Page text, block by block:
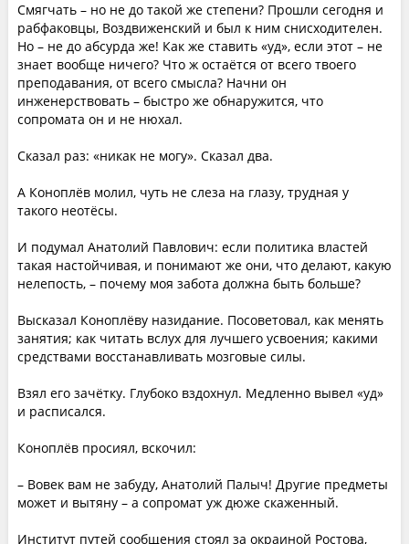
Смягчать – но не до такой же степени? Прошли сегодня и
рабфаковцы, Воздвиженский и был к ним снисходителен.
Но – не до абсурда же! Как же ставить «уд», если этот – не
знает вообще ничего? Что ж остаётся от всего твоего
преподавания, от всего смысла? Начни он
инженерствовать – быстро же обнаружится, что
сопромата он и не нюхал.
Сказал раз: «никак не могу». Сказал два.
А Коноплёв молил, чуть не слеза на глазу, трудная у
такого неотёсы.
И подумал Анатолий Павлович: если политика властей
такая настойчивая, и понимают же они, что делают, какую
нелепость, – почему моя забота должна быть больше?
Высказал Коноплёву назидание. Посоветовал, как менять
занятия; как читать вслух для лучшего усвоения; какими
средствами восстанавливать мозговые силы.
Взял его зачётку. Глубоко вздохнул. Медленно вывел «уд»
и расписался.
Коноплёв просиял, вскочил:
– Вовек вам не забуду, Анатолий Палыч! Другие предметы
может и вытяну – а сопромат уж дюже скаженный.
Институт путей сообщения стоял за окраиной Ростова,